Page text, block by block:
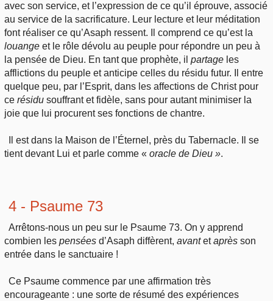
avec son service, et l’expression de ce qu’il éprouve, associé
au service de la sacrificature. Leur lecture et leur méditation
font réaliser ce qu’Asaph ressent. Il comprend ce qu’est la
louange et le rôle dévolu au peuple pour répondre un peu à
la pensée de Dieu. En tant que prophète, il partage les
afflictions du peuple et anticipe celles du résidu futur. Il entre
quelque peu, par l’Esprit, dans les affections de Christ pour
ce résidu souffrant et fidèle, sans pour autant minimiser la
joie que lui procurent ses fonctions de chantre.
Il est dans la Maison de l’Éternel, près du Tabernacle. Il se
tient devant Lui et parle comme « oracle de Dieu ».
4 - Psaume 73
Arrêtons-nous un peu sur le Psaume 73. On y apprend
combien les pensées d’Asaph diffèrent, avantetaprès son
entrée dans le sanctuaire !
Ce Psaume commence par une affirmation très
encourageante : une sorte de résumé des expériences